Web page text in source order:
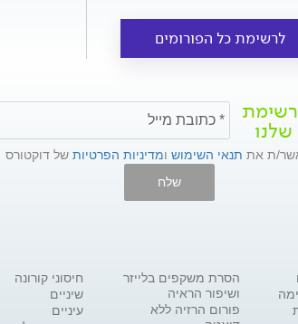
לרשימת כל הפורומים
ת את תנאי השימוש ומדיניות הפרטיות של דוקטורס
שלח
הסרת משקפים בלייזר
ושיפור הראיה
פורום הרזיה ללא
חיסוני קורונה
שיניים
עיניים